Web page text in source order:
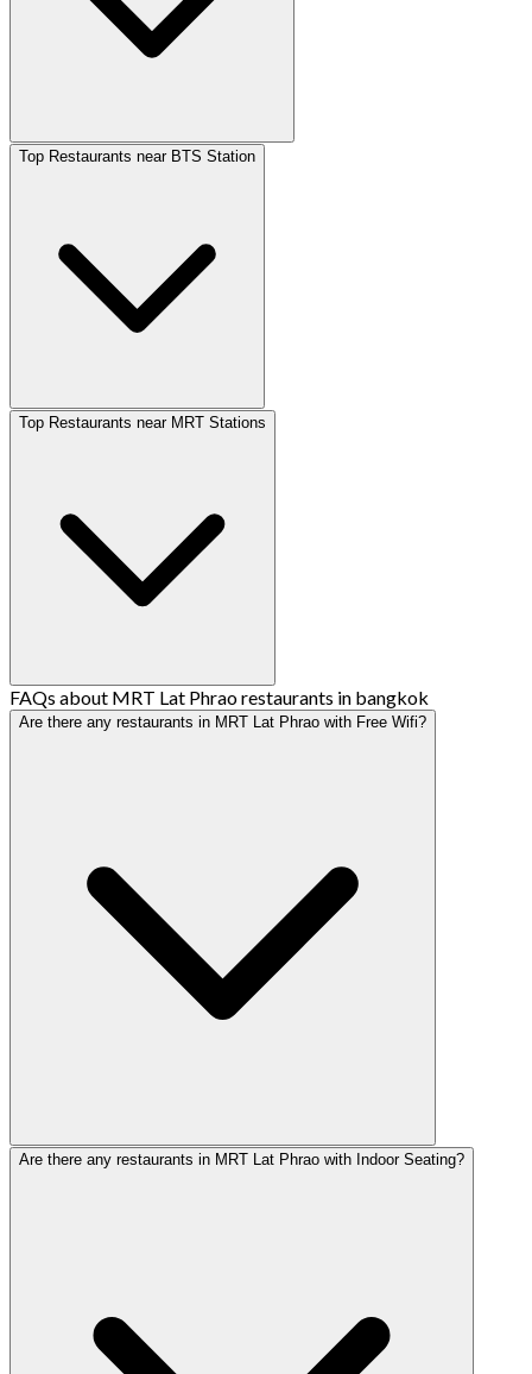
Top Restaurants near BTS Station
Top Restaurants near MRT Stations
FAQs about MRT Lat Phrao restaurants in bangkok
Are there any restaurants in MRT Lat Phrao with Free Wifi?
Are there any restaurants in MRT Lat Phrao with Indoor Seating?